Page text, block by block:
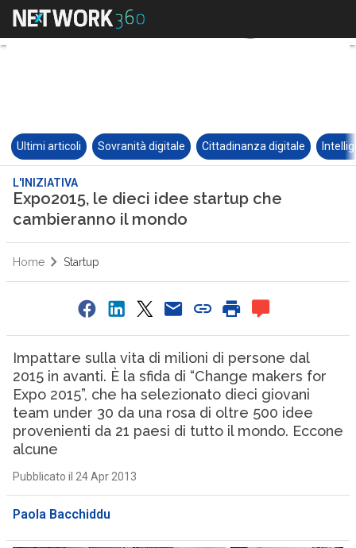
Ultimi articoli Sovranità digitale Cittadinanza digitale
L'INIZIATIVA
Expo2015, le dieci idee startup che
cambieranno il mondo
Home Startup
Impattare sulla vita di milioni di persone dal
2015 in avanti. È la sfida di “Change makers for
Expo 2015”, che ha selezionato dieci giovani
team under 30 da una rosa di oltre 500 idee
provenienti da 21 paesi di tutto il mondo. Eccone
alcune
Pubblicato il 24 Apr 2013
Paola Bacchiddu